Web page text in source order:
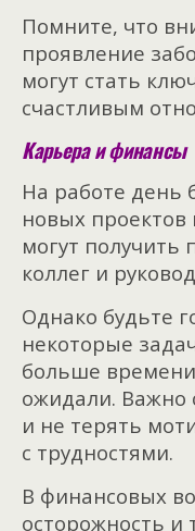
Помните, что
проявление
могут стать
счастливым
Карьера и финансы
На работе день
новых
могут получить
коллег и
Однако будьте
некоторые
больше
ожидали. Важно
и не терять
с трудностями.
В финансовых
осторожность